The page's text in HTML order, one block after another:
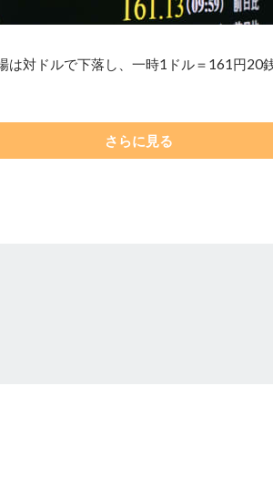
は対ドルで下落し、一時1ドル＝161円
さらに見る